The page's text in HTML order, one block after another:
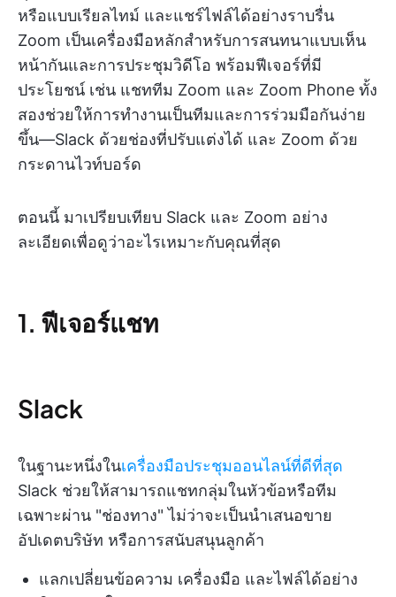
หรือแบบเรียลไทม์ และแชร์ไฟล์ได้อย่างราบรื่น
Zoom เป็นเครื่องมือหลักสำหรับการสนทนาแบบเห็น
หน้ากันและการประชุมวิดีโอ พร้อมฟีเจอร์ที่มี
ประโยชน์ เช่น แชททีม Zoom และ Zoom Phone ทั้ง
สองช่วยให้การทำงานเป็นทีมและการร่วมมือกันง่าย
ขึ้น—Slack ด้วยช่องที่ปรับแต่งได้ และ Zoom ด้วย
กระดานไวท์บอร์ด
ตอนนี้ มาเปรียบเทียบ Slack และ Zoom อย่าง
ละเอียดเพื่อดูว่าอะไรเหมาะกับคุณที่สุด
1. ฟีเจอร์แชท
Slack
ในฐานะหนึ่งในเครื่องมือประชุมออนไลน์ที่ดีที่สุด
Slack ช่วยให้สามารถแชทกลุ่มในหัวข้อหรือทีม
เฉพาะผ่าน "ช่องทาง" ไม่ว่าจะเป็นนำเสนอขาย
อัปเดตบริษัท หรือการสนับสนุนลูกค้า
แลกเปลี่ยนข้อความ เครื่องมือ และไฟล์ได้อย่าง